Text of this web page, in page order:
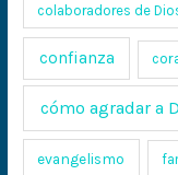
colaboradores de
confianza
cómo agradar a
evangelismo